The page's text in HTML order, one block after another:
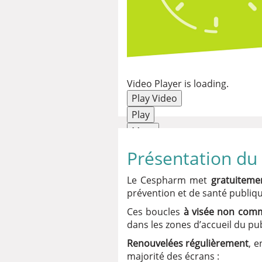
Video Player is loading.
Play Video
Play
Mute
/
Loaded:
1.15%
0:00
Stream TypeLIVE
Seek to live, currently behind
Remaining Time-3:44
Présentation
Le Cespharm met
prévention et de santé
Ces boucles à visée non
dans les zones d’accueil du
Renouvelées régulièrement,
majorité des écrans :